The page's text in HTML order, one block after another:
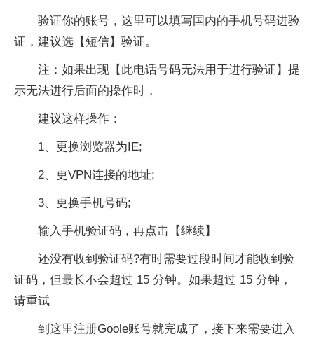
验证你的账号，这里可以填写国内的手机号码进验
证，建议选【短信】验证。
注：如果出现【此电话号码无法用于进行验证】提
示无法进行后面的操作时，
建议这样操作：
1、更换浏览器为IE;
2、更VPN连接的地址;
3、更换手机号码;
输入手机验证码，再点击【继续】
还没有收到验证码?有时需要过段时间才能收到验
证码，但最长不会超过 15 分钟。如果超过 15 分钟，
请重试
到这里注册Goole账号就完成了，接下来需要进入